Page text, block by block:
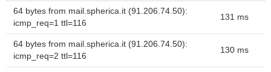
64 bytes from mail.spherica.it (91.206.74.50):
icmp_req=1 ttl=116
131 ms
64 bytes from mail.spherica.it (91.206.74.50):
icmp_req=2 ttl=116
130 ms